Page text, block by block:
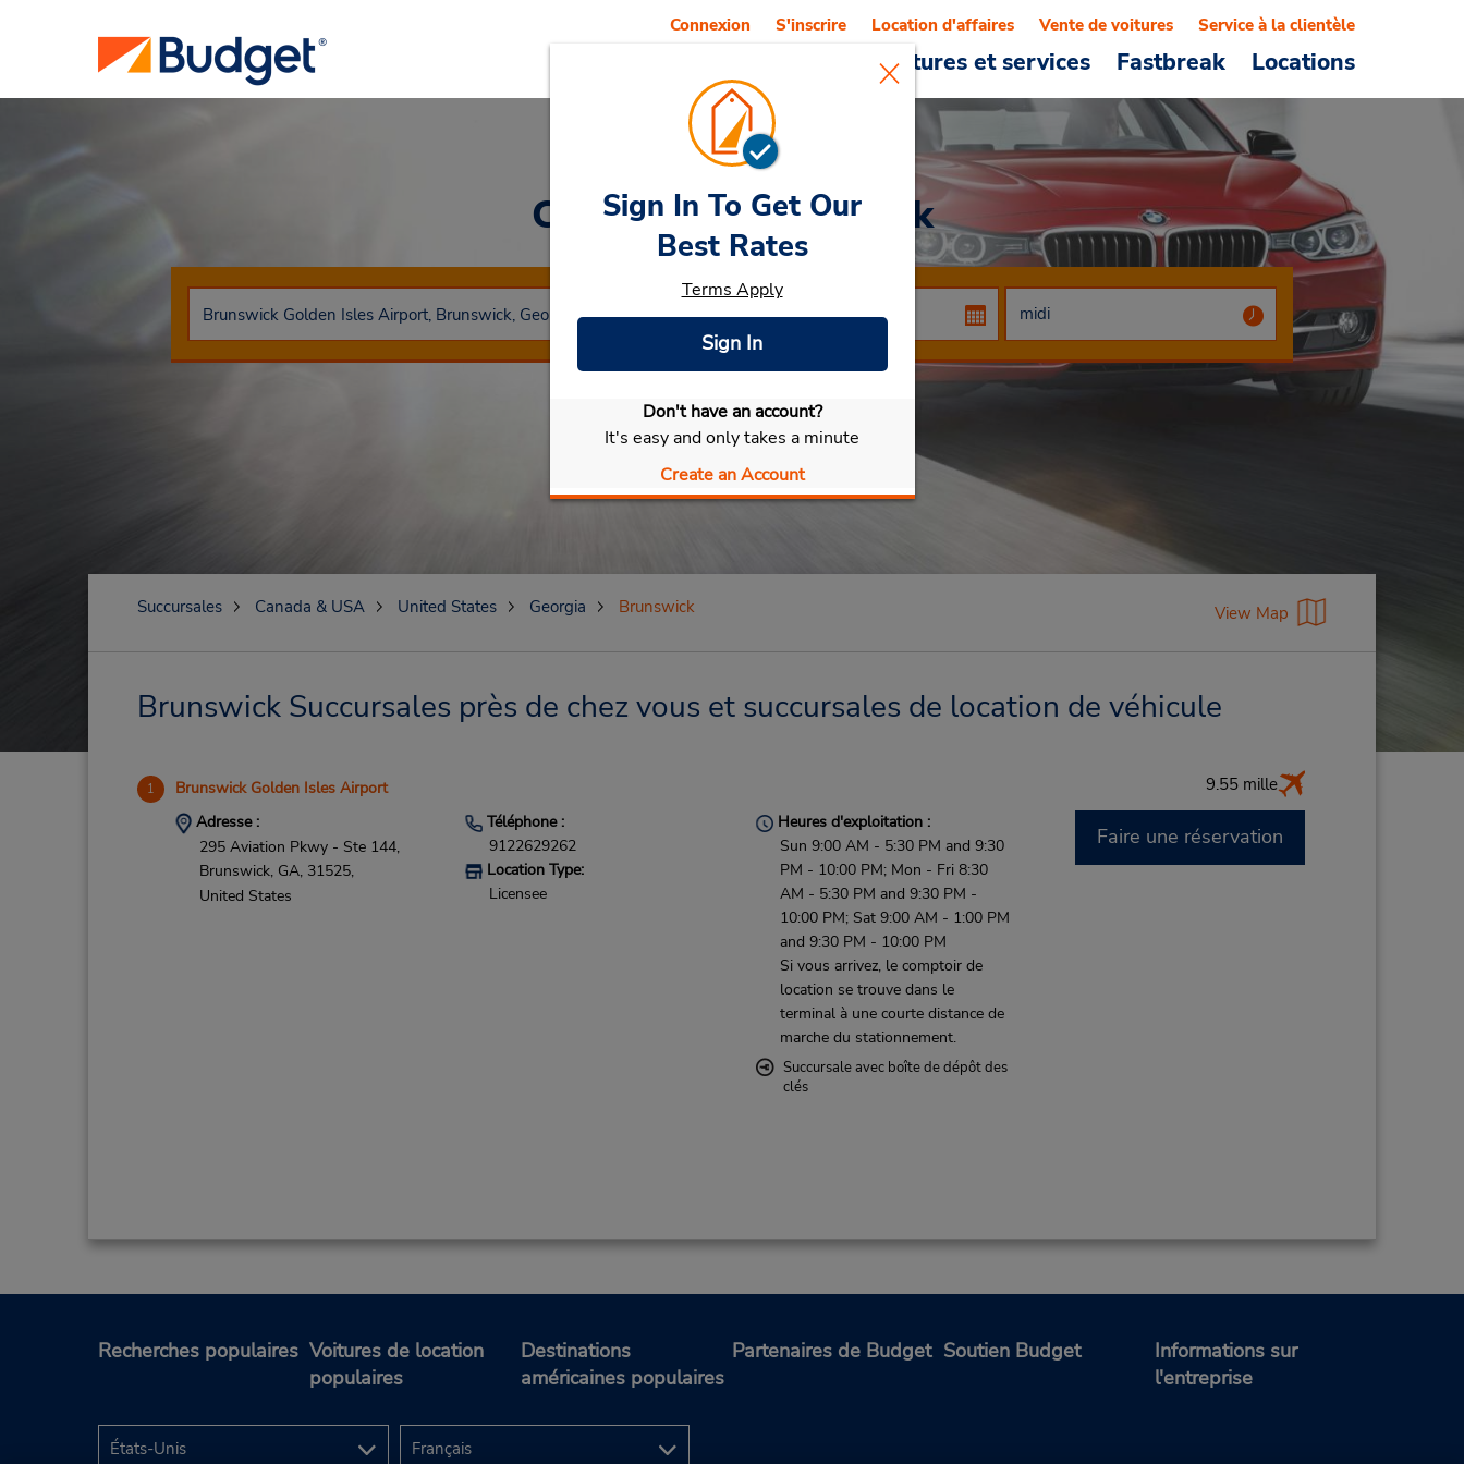
Voitures et services Fastbreak Locations
Connexion S'inscrire Location d'affaires Vente de voitures Service à la clientèle
Car RentalBrunswick
Sélectionner ma voiture
Sign In To Get Our
Best Rates
Terms Apply
Sign In
Don't have an account?
It's easy and only takes a minute
Create an Account
Succursales Canada & USA United States Georgia Brunswick View Map
Brunswick Succursales près de chez vous et succursales de location de véhicule
1 Brunswick Golden Isles Airport 9.55 mille
Adresse :
295 Aviation Pkwy - Ste 144,
Brunswick, GA, 31525,
United States
Téléphone :
9122629262
Location Type:
Licensee
Heures d'exploitation :
Sun 9:00 AM - 5:30 PM and 9:30
PM - 10:00 PM; Mon - Fri 8:30
AM - 5:30 PM and 9:30 PM -
10:00 PM; Sat 9:00 AM - 1:00 PM
and 9:30 PM - 10:00 PM
Si vous arrivez, le comptoir de
location se trouve dans le
terminal à une courte distance de
marche du stationnement.
Succursale avec boîte de dépôt des
clés
Faire une réservation
Recherches populaires Voitures de location
populaires
Destinations
américaines populaires
Partenaires de Budget Soutien Budget
Informations sur
l'entreprise